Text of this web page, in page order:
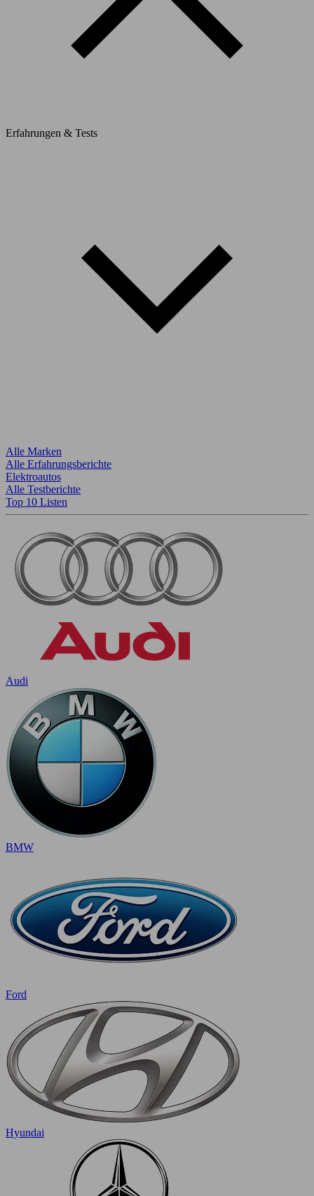
Erfahrungen & Tests
Alle Marken
Alle Erfahrungsberichte
Elektroautos
Alle Testberichte
Top 10 Listen
Audi
BMW
Ford
Hyundai